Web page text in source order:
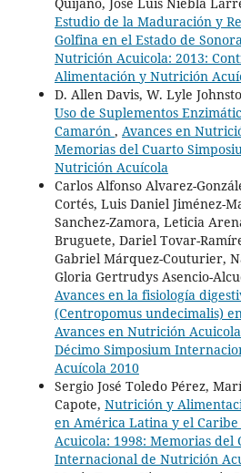
Quijano, José Luis Niebla
Estudio de la Maduración y
Golfina en el Estado de
Nutrición Acuicola: 2013:
Alimentación y Nutrición
D. Allen Davis, W. Lyle
Uso de Suplementos
Camarón , Avances en
Memorias del Cuarto
Nutrición Acuícola
Carlos Alfonso Alvarez-
Cortés, Luis Daniel Jiménez-
Sanchez-Zamora, Leticia
Bruguete, Dariel Tovar-
Gabriel Márquez-Couturier,
Gloria Gertrudys Asencio-
Avances en la fisiología
(Centropomus undecimalis)
Avances en Nutrición
Décimo Simposium
Acuícola 2010
Sergio José Toledo Pérez,
Capote, Nutrición y
en América Latina y el Caribe
Acuicola: 1998: Memorias del
Internacional de Nutrición